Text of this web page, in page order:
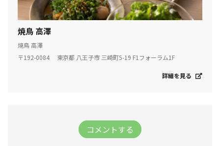
焼鳥 高澤
焼鳥 高澤
〒192-0084 東京都 八王子市 三崎町5-19 F1フォーラム1F
詳細を見る
コメントする